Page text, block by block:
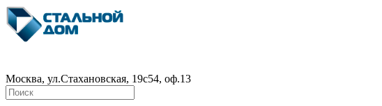
Москва, ул.Стахановская, 19с54, оф.13